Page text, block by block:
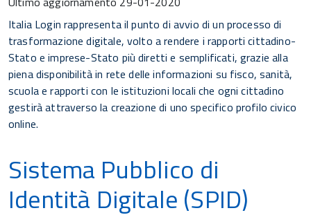
Italia Login rappresenta il punto di avvio di un processo di
trasformazione digitale, volto a rendere i rapporti cittadino-
Stato e imprese-Stato più diretti e semplificati, grazie alla
piena disponibilità in rete delle informazioni su fisco, sanità,
scuola e rapporti con le istituzioni locali che ogni cittadino
gestirà attraverso la creazione di uno specifico profilo civico
online.
Sistema Pubblico di
Identità Digitale (SPID)